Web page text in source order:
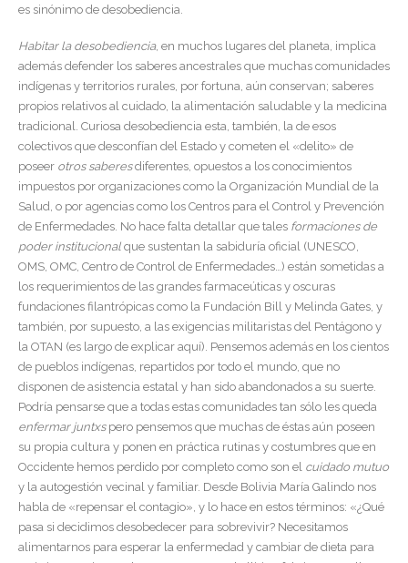
es sinónimo de desobediencia.
Habitar la desobediencia, en muchos lugares del planeta, implica
además defender los saberes ancestrales que muchas comunidades
indígenas y territorios rurales, por fortuna, aún conservan; saberes
propios relativos al cuidado, la alimentación saludable y la medicina
tradicional. Curiosa desobediencia esta, también, la de esos
colectivos que desconfían del Estado y cometen el «delito» de
poseer otros saberesdiferentes, opuestos a los conocimientos
impuestos por organizaciones como la Organización Mundial de la
Salud, o por agencias como los Centros para el Control y Prevención
de Enfermedades. No hace falta detallar que tales formaciones de
poder institucional que sustentan la sabiduría oficial (UNESCO,
OMS, OMC, Centro de Control de Enfermedades…) están sometidas a
los requerimientos de las grandes farmaceúticas y oscuras
fundaciones filantrópicas como la Fundación Bill y Melinda Gates, y
también, por supuesto, a las exigencias militaristas del Pentágono y
la OTAN (es largo de explicar aquí). Pensemos además en los cientos
de pueblos indígenas, repartidos por todo el mundo, que no
disponen de asistencia estatal y han sido abandonados a su suerte.
Podría pensarse que a todas estas comunidades tan sólo les queda
enfermar juntxspero pensemos que muchas de éstas aún poseen
su propia cultura y ponen en práctica rutinas y costumbres que en
Occidente hemos perdido por completo como son el cuidado mutuo
y la autogestión vecinal y familiar. Desde Bolivia María Galindo nos
habla de «repensar el contagio», y lo hace en estos términos: «¿Qué
pasa si decidimos desobedecer para sobrevivir? Necesitamos
alimentarnos para esperar la enfermedad y cambiar de dieta para